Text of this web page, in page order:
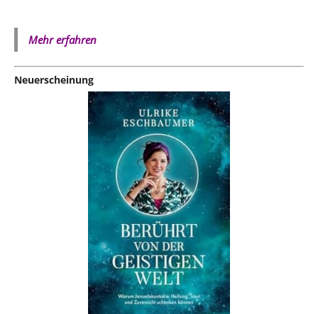
Mehr erfahren
Neuerscheinung